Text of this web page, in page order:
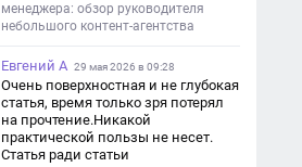
менеджера: обзор руководителя
небольшого контент-агентства
Евгений А 29 мая 2026 в 09:28
Очень поверхностная и не глубокая
статья, время только зря потерял
на прочтение.Никакой
практической пользы не несет.
Статья ради статьи